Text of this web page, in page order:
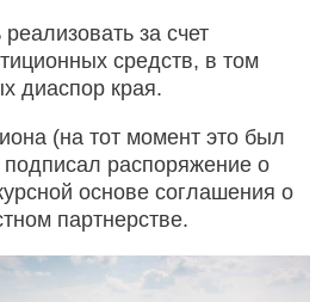
за счет
средств, в том
диаспор края.
(на тот момент это был
распоряжение о
основе соглашения о
партнерстве.